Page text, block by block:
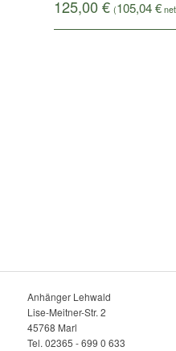
125,00€ (105,04€
Anhänger Lehwald
Lise-Meitner-Str. 2
45768 Marl
Tel. 02365 - 699 0 633